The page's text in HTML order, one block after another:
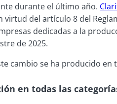
durante el último año.
del artículo 8 del
dedicadas a la
de 2025.
cambio se ha producido
en todas las